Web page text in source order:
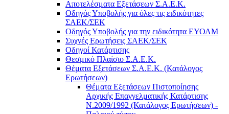
Αποτελέσματα Εξετάσεων Σ.Α.Ε.Κ.
Οδηγός Υποβολής για όλες τις ειδικότητες
ΣΑΕΚ/ΣΕΚ
Οδηγός Υποβολής για την ειδικότητα ΕΥΟΑΜ
Συχνές Ερωτήσεις ΣΑΕΚ/ΣΕΚ
Οδηγοί Κατάρτισης
Θεσμικό Πλαίσιο Σ.Α.Ε.Κ.
Θέματα Εξετάσεων Σ.Α.Ε.Κ. (Κατάλογος
Ερωτήσεων)
Θέματα Εξετάσεων Πιστοποίησης
Αρχικής Επαγγελματικής Κατάρτισης
Ν.2009/1992 (Κατάλογος Ερωτήσεων) -